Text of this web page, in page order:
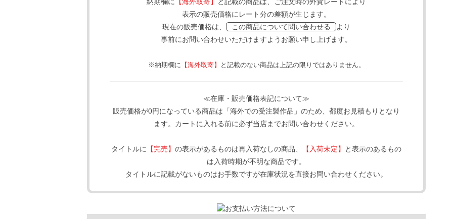
表示の販売価格にレート分の差額が生じます。
現在の販売価格は、
この商品について問い合わせる
より
事前にお問い合わせいただけますようお願い申し上げます。
※納期欄に 【海外取寄】 と記載のない商品は上記の限りではありません。
≪在庫・販売価格表記について≫
販売価格が0円になっている商品は「海外での受注製作品」のため、都度お見積もりとなり
ます。カートに入れる前に必ず当店までお問い合わせください。
タイトルに 【完売】 の表示があるものは再入荷なしの商品、 【入荷未定】
と表示のあるもの
は入荷時期が不明な商品です。
タイトルに記載がないものはお手数ですが在庫状況を直接お問い合わせください。